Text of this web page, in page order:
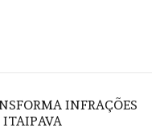
INFRAÇÕES
ITAIPAVA